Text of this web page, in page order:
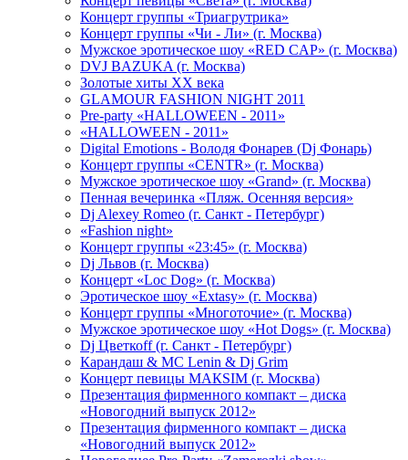
Концерт группы «Триагрутрика»
Концерт группы «Чи - Ли» (г. Москва)
Мужское эротическое шоу «RED CAP» (г. Москва)
DVJ BAZUKA (г. Москва)
Золотые хиты XX века
GLAMOUR FASHION NIGHT 2011
Pre-party «HALLOWEEN - 2011»
«HALLOWEEN - 2011»
Digital Emotions - Володя Фонарев (Dj Фонарь)
Концерт группы «CENTR» (г. Москва)
Мужское эротическое шоу «Grand» (г. Москва)
Пенная вечеринка «Пляж. Осенняя версия»
Dj Alexey Romeo (г. Санкт - Петербург)
«Fashion night»
Концерт группы «23:45» (г. Москва)
Dj Львов (г. Москва)
Концерт «Loc Dog» (г. Москва)
Эротическое шоу «Extasy» (г. Москва)
Концерт группы «Многоточие» (г. Москва)
Мужское эротическое шоу «Hot Dogs» (г. Москва)
Dj Цветкоff (г. Санкт - Петербург)
Карандаш & МС Lenin & Dj Grim
Концерт певицы МАКSIМ (г. Москва)
Презентация фирменного компакт – диска
«Новогодний выпуск 2012»
Презентация фирменного компакт – диска
«Новогодний выпуск 2012»